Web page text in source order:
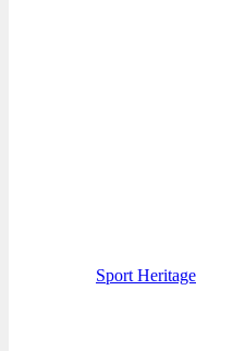
Sport Heritage